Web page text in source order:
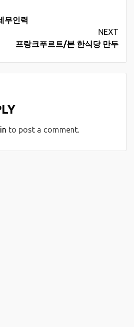
무인력
NEXT
프랑크푸르트/본 한식당 만두
to post a comment.